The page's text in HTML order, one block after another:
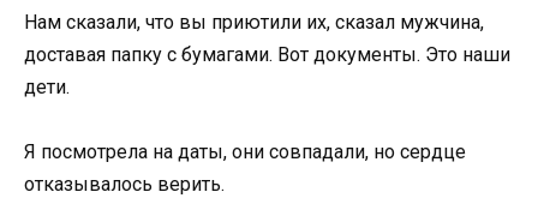
Нам сказали, что вы приютили их, сказал мужчина,
доставая папку с бумагами. Вот документы. Это наши
дети.
Я посмотрела на даты, они совпадали, но сердце
отказывалось верить.